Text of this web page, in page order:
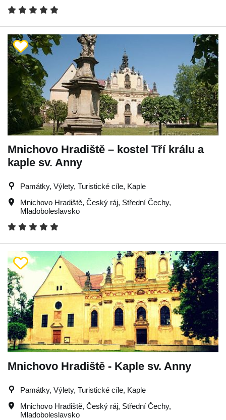
Mnichovo Hradiště – kostel Tří králu a
kaple sv. Anny
Památky, Výlety, Turistické cíle, Kaple
Mnichovo Hradiště, Český ráj, Střední Čechy,
Mladoboleslavsko
Mnichovo Hradiště - Kaple sv. Anny
Památky, Výlety, Turistické cíle, Kaple
Mnichovo Hradiště, Český ráj, Střední Čechy,
Mladoboleslavsko